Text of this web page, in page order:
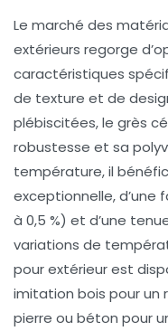
Le marché des
extérieurs regorge
caractéristiques
de texture et de
plébiscitées, le grès
robustesse et sa
température, il
exceptionnelle, d’une
à 0,5 %) et d’une
variations de
pour extérieur est
imitation bois pour un
pierre ou béton pour